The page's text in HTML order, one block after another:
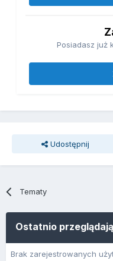
Posiadasz już
Udostępnij
Tematy
Ostatnio
Brak zarejestrowanych